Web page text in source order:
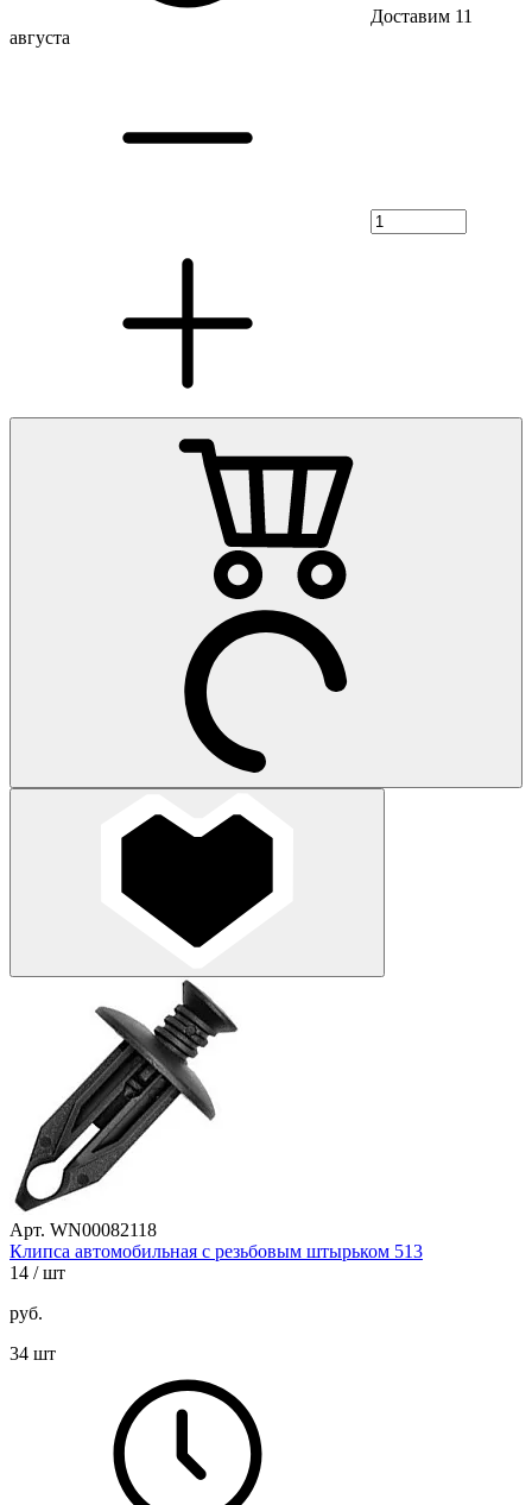
Доставим 11
августа
Арт. WN00082118
Клипса автомобильная с резьбовым штырьком 513
14 / шт
руб.
34 шт